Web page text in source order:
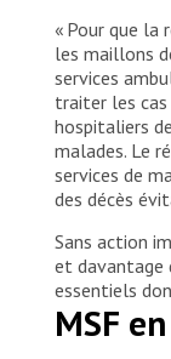
« Pour que
les maillons
services
traiter les cas
hospitaliers
malades. Le
services de
des décès
Sans action
et davantage
essentiels
MSF